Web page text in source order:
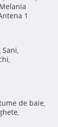
Melania
1
, Sani,
,
de baie,
,